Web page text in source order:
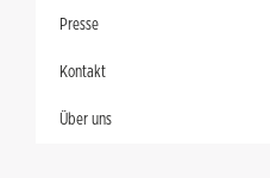
Presse
Kontakt
Über uns